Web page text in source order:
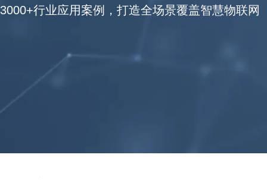
3000+行业应用案例，打造全场景覆盖智慧物联网